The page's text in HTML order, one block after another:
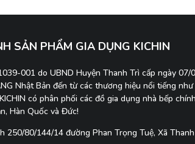
SẢN PHẨM GIA DỤNG KICHIN
001 do UBND Huyện Thanh Trì cấp ngày
Nhật Bản đến từ các thương hiệu nổi tiếng
có phân phối các đồ gia dụng nhà bếp
Hàn Quốc và Đức!
250/80/144/14 đường Phan Trọng Tuệ, Xã